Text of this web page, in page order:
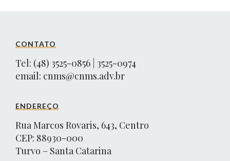
CONTATO
Tel: (48) 3525-0856 | 3525-0974
email: cnms@cnms.adv.br
ENDEREÇO
Rua Marcos Rovaris, 643, Centro
CEP: 88930-000
Turvo – Santa Catarina